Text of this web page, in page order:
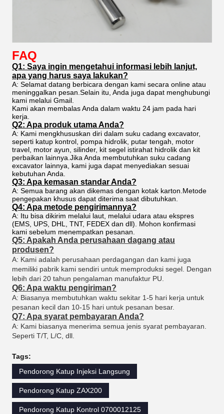
FAQ
Q1: Saya ingin mengetahui informasi lebih lanjut,
apa yang harus saya lakukan?
A: Selamat datang berbicara dengan kami secara online atau
meninggalkan pesan.Selain itu, Anda juga dapat menghubungi
kami melalui Gmail.
Kami akan membalas Anda dalam waktu 24 jam pada hari
kerja.
Q2: Apa produk utama Anda?
A: Kami mengkhususkan diri dalam suku cadang excavator,
seperti katup kontrol, pompa hidrolik, putar tengah, motor
travel, motor ayun, silinder, kit segel istirahat hidrolik dan kit
perbaikan lainnya.Jika Anda membutuhkan suku cadang
excavator lainnya, kami juga dapat menyediakan sesuai
kebutuhan Anda.
Q3: Apa kemasan standar Anda?
A: Semua barang akan dikemas dengan kotak karton.Metode
pengepakan khusus dapat diterima saat dibutuhkan.
Q4: Apa metode pengirimannya?
A: Itu bisa dikirim melalui laut, melalui udara atau ekspres
(EMS, UPS, DHL, TNT, FEDEX dan dll). Mohon konfirmasi
kami sebelum menempatkan pesanan.
Q5: Apakah Anda perusahaan dagang atau
produsen?
A: Kami adalah perusahaan perdagangan dan kami juga
memiliki pabrik kami sendiri untuk memproduksi segel. Dengan
lebih dari 20 tahun pengalaman manufaktur PU.
Q6: Apa waktu pengiriman?
A: Biasanya membutuhkan waktu sekitar 1-5 hari kerja untuk
pesanan kecil dan 10-15 hari untuk pesanan besar.
Q7: Apa syarat pembayaran Anda?
A: Kami biasanya menerima semua jenis syarat pembayaran.
Seperti T/T, L/C, dll.
Tags:
Pendorong Katup Injeksi Langsung
Pendorong Katup ZAX200
Pendorong Katup Kontrol 0700012125